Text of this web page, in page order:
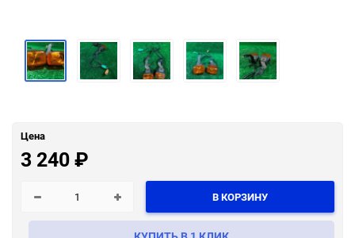
Цена
3 240₽
В КОРЗИНУ